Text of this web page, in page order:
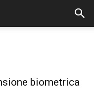
biometrica